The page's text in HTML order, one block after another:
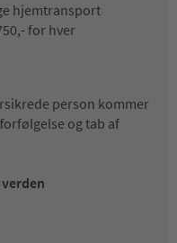
hjemtransport
for hver
person kommer
og tab af